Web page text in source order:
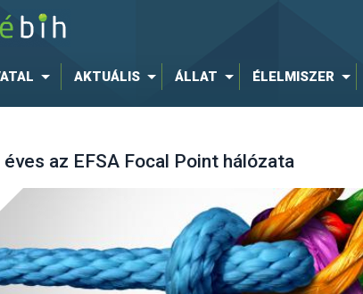
AKTUÁLIS ÁLLAT ÉLELMISZER
az EFSA Focal Point hálózata